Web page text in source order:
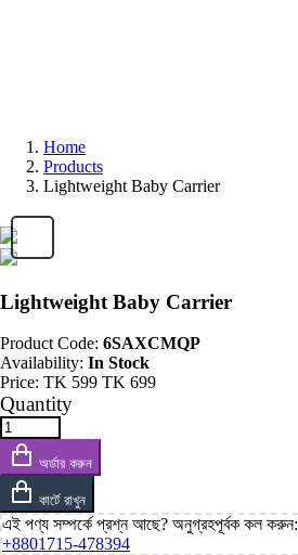
Home
Products
Lightweight Baby Carrier
Lightweight Baby Carrier
Product Code: 6SAXCMQP
Availability: In Stock
Price: TK 599 TK 699
Quantity
অর্ডার করুন
কার্টে রাখুন
এই পণ্য সম্পর্কে প্রশ্ন আছে? অনুগ্রহপূর্বক কল করুন:
+8801715-478394